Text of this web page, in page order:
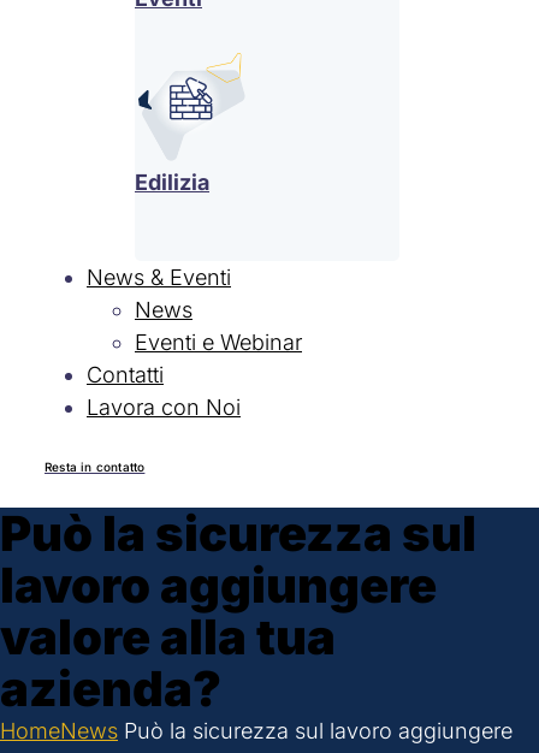
Edilizia
News & Eventi
News
Eventi e Webinar
Contatti
Lavora con Noi
Resta in contatto
Può la sicurezza sul
lavoro aggiungere
valore alla tua
azienda?
HomeNews Può la sicurezza sul lavoro aggiungere